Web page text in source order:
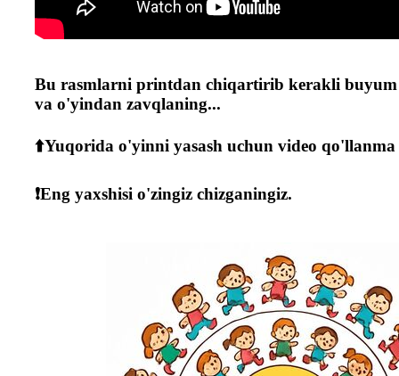
Bu rasmlarni printdan chiqartirib kerakli
va o'yindan zavqlaning...
⬆️Yuqorida o'yinni yasash uchun video
❗️Eng yaxshisi o'zingiz chizganingiz.